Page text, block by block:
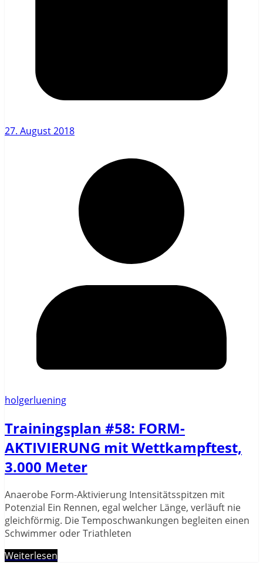
27. August 2018
holgerluening
Trainingsplan #58: FORM-
AKTIVIERUNG mit Wettkampftest,
3.000 Meter
Anaerobe Form-Aktivierung Intensitätsspitzen mit
Potenzial Ein Rennen, egal welcher Länge, verläuft nie
gleichförmig. Die Temposchwankungen begleiten einen
Schwimmer oder Triathleten
Weiterlesen